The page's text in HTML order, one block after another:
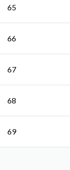
65
66
67
68
69